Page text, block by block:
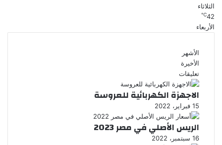
الثلاثاء
42
℃
الأربعاء
الأشهر
الأخيرة
تعليقات
الاجهزة الكهربائية للعروسة
15 فبراير، 2022
الريس الأصلي في مصر 2023
16 سبتمبر، 2022